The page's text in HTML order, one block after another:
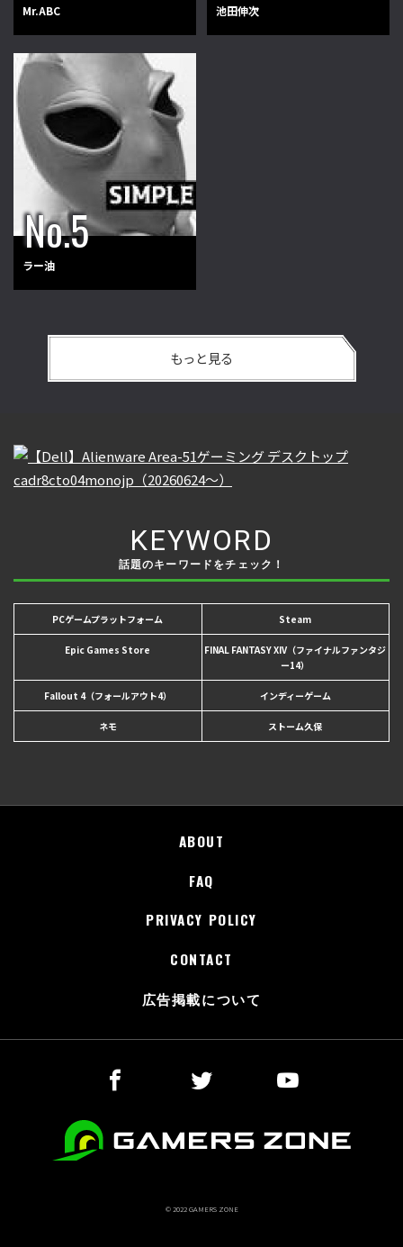
Mr.ABC 池田伸次
ラー油
もっと見る
KEYWORD
話題のキーワードをチェック！
PCゲームプラットフォーム Steam
Epic Games Store
FINAL FANTASY XIV（ファイナルファンタジ
ー14）
Fallout 4（フォールアウト4） インディーゲーム
ネモ ストーム久保
ABOUT
FAQ
PRIVACY POLICY
CONTACT
広告掲載について
© 2022 GAMERS ZONE